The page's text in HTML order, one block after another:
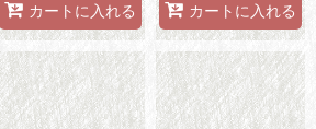
カートに入れる カートに入れる